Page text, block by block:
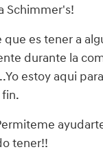
Schimmer's!
que es tener a
durante la
estoy aqui
tener!!